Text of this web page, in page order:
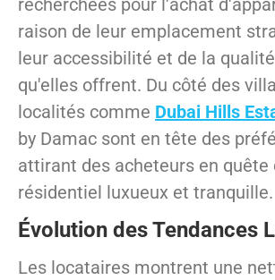
recherchées pour l'achat
raison de leur emplacement
leur accessibilité et de la
qu'elles offrent. Du côté des
localités comme Dubai Hills
by Damac sont en tête des
attirant des acheteurs en quête
résidentiel luxueux et tranquille.
Évolution des Tendances
Les locataires montrent une